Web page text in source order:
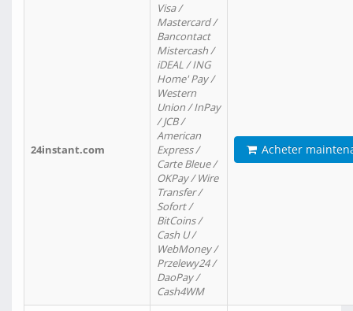
24instant.com
Visa /
Mastercard /
Bancontact
Mistercash /
iDEAL / ING
Home' Pay /
Western
Union / InPay
/ JCB /
American
Express /
Carte Bleue /
OKPay / Wire
Transfer /
Sofort /
BitCoins /
Cash U /
WebMoney /
Przelewy24 /
DaoPay /
Cash4WM
Acheter